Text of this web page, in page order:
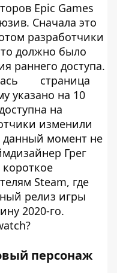
Epic Games
Сначала это
разработчики
должно было
раннего доступа.
страница
указано на 10
на
изменили
данный момент не
Грег
короткое
Steam, где
релиз игры
2020-го.
персонаж